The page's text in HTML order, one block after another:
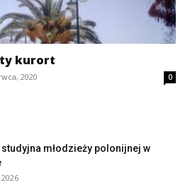
kurort
2020 0
studyjna młodzieży polonijnej w